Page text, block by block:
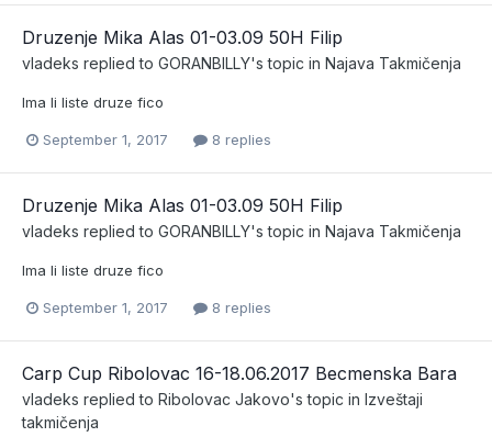
Druzenje Mika Alas 01-03.09 50H Filip
vladeks replied to GORANBILLY's topic in Najava Takmičenja
Ima li liste druze fico
September 1, 2017 8 replies
Druzenje Mika Alas 01-03.09 50H Filip
vladeks replied to GORANBILLY's topic in Najava Takmičenja
Ima li liste druze fico
September 1, 2017 8 replies
Carp Cup Ribolovac 16-18.06.2017 Becmenska Bara
vladeks replied to Ribolovac Jakovo's topic in Izveštaji
takmičenja